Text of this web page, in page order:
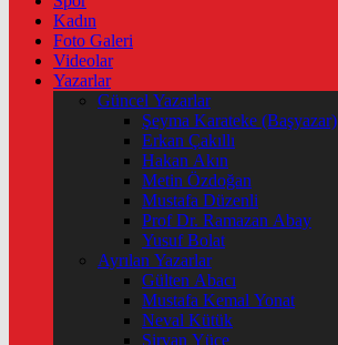
Kadın
Foto Galeri
Videolar
Yazarlar
Güncel Yazarlar
Şeyma Karateke (Başyazar)
Erkan Çakıllı
Hakan Akın
Metin Özdoğan
Mustafa Düzenli
Prof Dr. Ramazan Abay
Yusuf Bolat
Ayrılan Yazarlar
Gülten Abacı
Mustafa Kemal Yonat
Neval Kütük
Şirvan Yüce